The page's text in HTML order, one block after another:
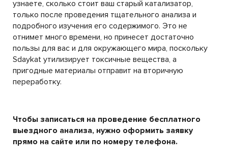
узнаете, сколько стоит ваш старый катализатор,
только после проведения тщательного анализа и
подробного изучения его содержимого. Это не
отнимет много времени, но принесет достаточно
пользы для вас и для окружающего мира, поскольку
Sdaykat утилизирует токсичные вещества, а
пригодные материалы отправит на вторичную
переработку.
Чтобы записаться на проведение бесплатного
выездного анализа, нужно оформить заявку
прямо на сайте или по номеру телефона.